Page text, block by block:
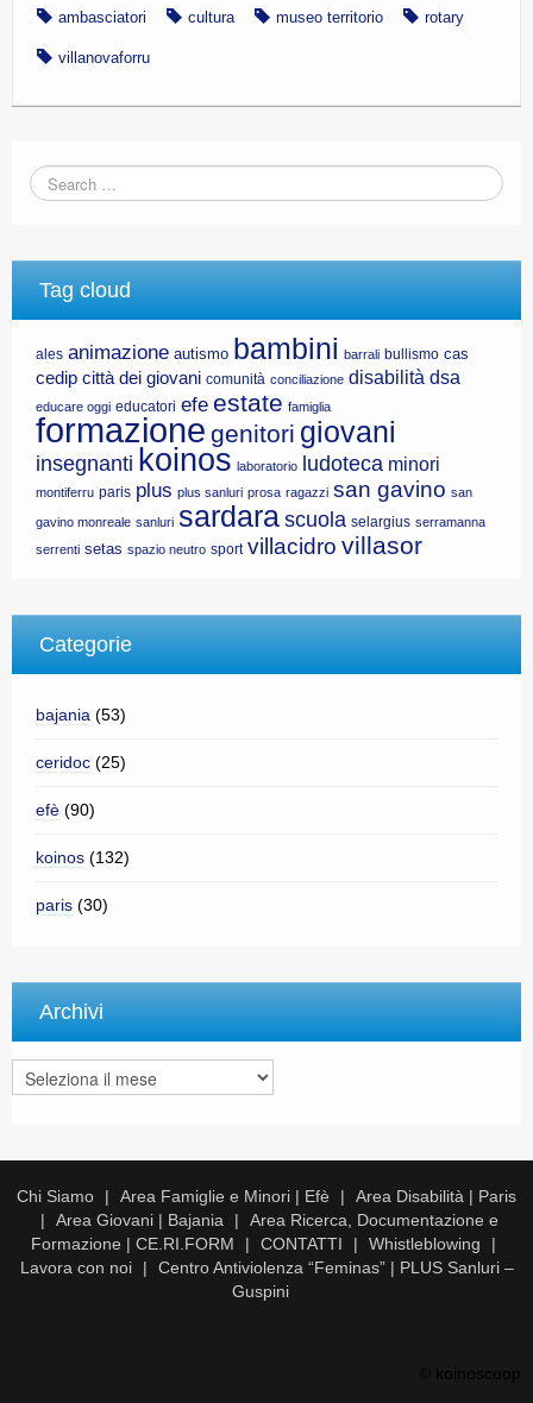
ambasciatori cultura museo territorio rotary
villanovaforru
Tag cloud
ales animazione autismo bambini barrali bullismo cas
cedip città dei giovani comunità conciliazione disabilità dsa
educare oggi educatori efe estate famiglia
formazione genitori giovani
insegnanti koinos laboratorio ludoteca minori
montiferru paris plus plus sanluri prosa ragazzi san gavino san
gavino monreale sanluri sardara scuola selargius serramanna
serrenti setas spazio neutro sport villacidro villasor
Categorie
bajania (53)
ceridoc (25)
efè (90)
koinos (132)
paris (30)
Archivi
Archivi
Chi Siamo Area Famiglie e Minori | Efè
Area Disabilità | Paris
Area Giovani | Bajania
Area Ricerca, Documentazione e
Formazione | CE.RI.FORM
CONTATTI
Whistleblowing
Lavora con noi
Centro Antiviolenza “Feminas” | PLUS Sanluri –
Guspini